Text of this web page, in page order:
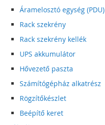
Áramelosztó egység (PDU)
Rack szekrény
Rack szekrény kellék
UPS akkumulátor
Hővezető paszta
Számítógépház alkatrész
Rögzítőkészlet
Beépítő keret